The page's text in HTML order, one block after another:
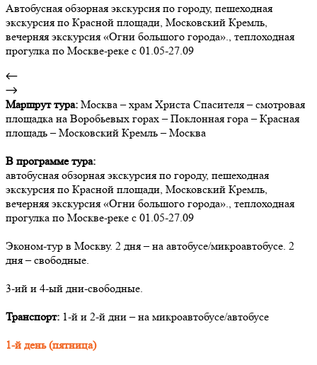
Автобусная обзорная экскурсия по городу, пешеходная
экскурсия по Красной площади, Московский Кремль,
вечерняя экскурсия «Огни большого города»., теплоходная
прогулка по Москве-реке с 01.05-27.09
Маршрут тура: Москва ‒ храм Христа Спасителя ‒ смотровая
площадка на Воробьевых горах ‒ Поклонная гора ‒ Красная
площадь ‒ Московский Кремль ‒ Москва
В программе тура:
автобусная обзорная экскурсия по городу, пешеходная
экскурсия по Красной площади, Московский Кремль,
вечерняя экскурсия «Огни большого города»., теплоходная
прогулка по Москве-реке с 01.05-27.09
Эконом-тур в Москву. 2 дня ‒ на автобусе/микроавтобусе. 2
дня ‒ свободные.
3-ий и 4-ый дни-свободные.
Транспорт: 1-й и 2-й дни ‒ на микроавтобусе/автобусе
1-й день (пятница)